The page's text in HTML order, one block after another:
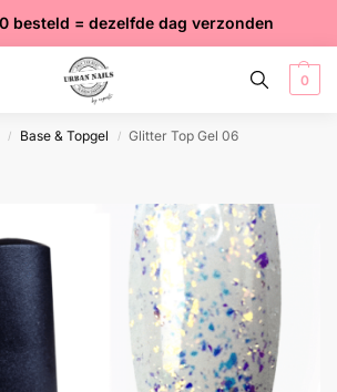
vanaf €75 excl. btw
besteld = dezelfde dag verzonden
dan 4000 producten
0
/ Base & Topgel / Glitter Top Gel 06